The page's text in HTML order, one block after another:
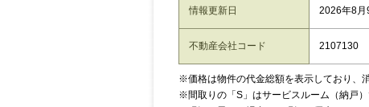
情報更新日 2026年8月
不動産会社コード 2107130
※価格は物件の代金総額を表示しており、
※間取りの「S」はサービスルーム（納戸）